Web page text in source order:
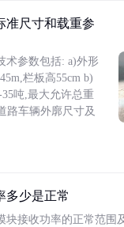
准尺寸和载重参
术参数包括: a)外形
栏板高55cm b)
吨,最大允许总重
路车辆外廓尺寸及
多少是正常
块接收功率的正常范围